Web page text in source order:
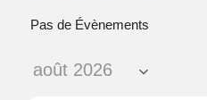
Pas de Évènements